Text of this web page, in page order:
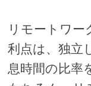
リモートワ
利点は、独立
息時間の比率